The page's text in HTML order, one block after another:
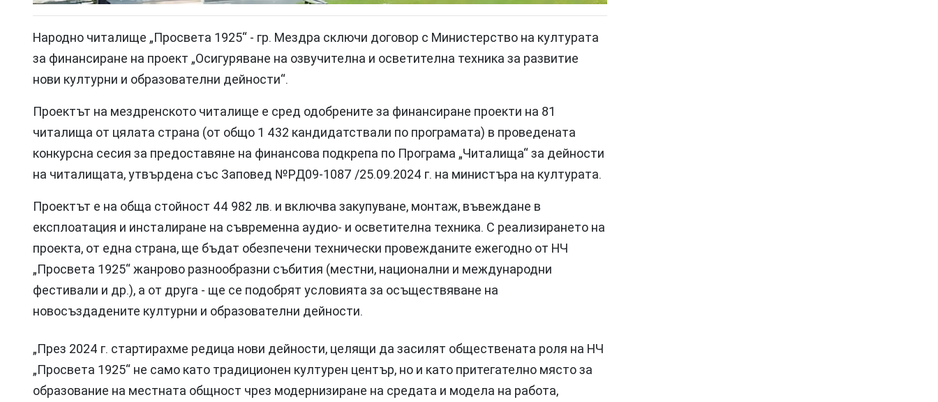
Народно читалище „Просвета 1925“ - гр. Мездра сключи договор с Министерство на културата
за финансиране на проект „Осигуряване на озвучителна и осветителна техника за развитие
нови културни и образователни дейности“.
Проектът на мездренското читалище е сред одобрените за финансиране проекти на 81
читалища от цялата страна (от общо 1 432 кандидатствали по програмата) в проведената
конкурсна сесия за предоставяне на финансова подкрепа по Програма „Читалища“ за дейности
на читалищата, утвърдена със Заповед №РД09-1087 /25.09.2024 г. на министъра на културата.
Проектът е на обща стойност 44 982 лв. и включва закупуване, монтаж, въвеждане в
експлоатация и инсталиране на съвременна аудио- и осветителна техника. С реализирането на
проекта, от една страна, ще бъдат обезпечени технически провежданите ежегодно от НЧ
„Просвета 1925“ жанрово разнообразни събития (местни, национални и международни
фестивали и др.), а от друга - ще се подобрят условията за осъществяване на
новосъздадените културни и образователни дейности.
„През 2024 г. стартирахме редица нови дейности, целящи да засилят обществената роля на НЧ
„Просвета 1925“ не само като традиционен културен център, но и като притегателно място за
образование на местната общност чрез модернизиране на средата и модела на работа,